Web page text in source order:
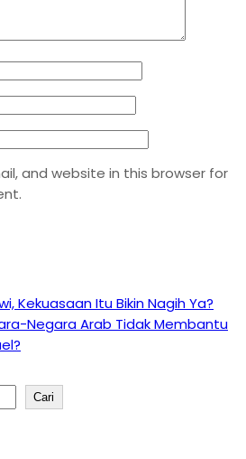
and website in this browser for
Kekuasaan Itu Bikin Nagih Ya?
Negara Arab Tidak Membantu
Cari